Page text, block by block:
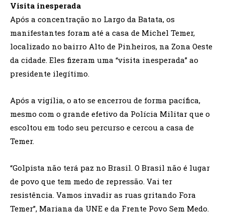
Visita inesperada
Após a concentração no Largo da Batata, os
manifestantes foram até a casa de Michel Temer,
localizado no bairro Alto de Pinheiros, na Zona Oeste
da cidade. Eles fizeram uma “visita inesperada” ao
presidente ilegítimo.
Após a vigília, o ato se encerrou de forma pacífica,
mesmo com o grande efetivo da Polícia Militar que o
escoltou em todo seu percurso e cercou a casa de
Temer.
“Golpista não terá paz no Brasil. O Brasil não é lugar
de povo que tem medo de repressão. Vai ter
resistência. Vamos invadir as ruas gritando Fora
Temer”, Mariana da UNE e da Frente Povo Sem Medo.